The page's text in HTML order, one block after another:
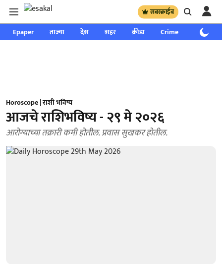
सबस्क्राईब
Epaper ताज्या देश शहर क्रीडा Crime साप्ताहिक
Horoscope | राशी भविष्य
आजचे राशिभविष्य - २९ मे २०२६
आरोग्याच्या तक्रारी कमी होतील. प्रवास सुखकर होतील.